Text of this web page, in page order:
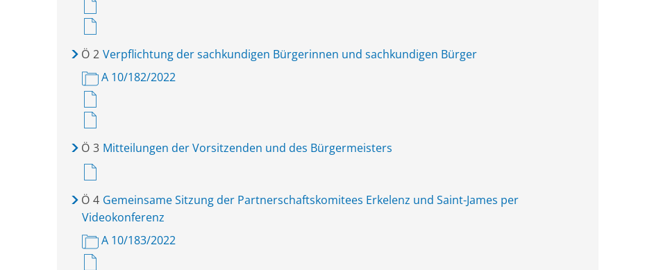
Ö 2 Verpflichtung der sachkundigen Bürgerinnen und sachkundigen Bürger
A 10/182/2022
Ö 3 Mitteilungen der Vorsitzenden und des Bürgermeisters
Ö 4 Gemeinsame Sitzung der Partnerschaftskomitees Erkelenz und Saint-James per
Videokonferenz
A 10/183/2022